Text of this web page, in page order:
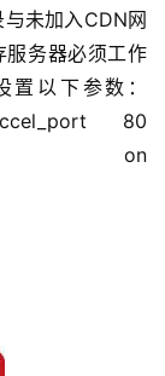
未加入CDN网
务器必须工作
以下参数：
80
on